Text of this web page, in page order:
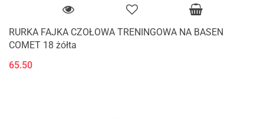
RURKA FAJKA CZOŁOWA TRENINGOWA NA BASEN
COMET 18 żółta
65.50